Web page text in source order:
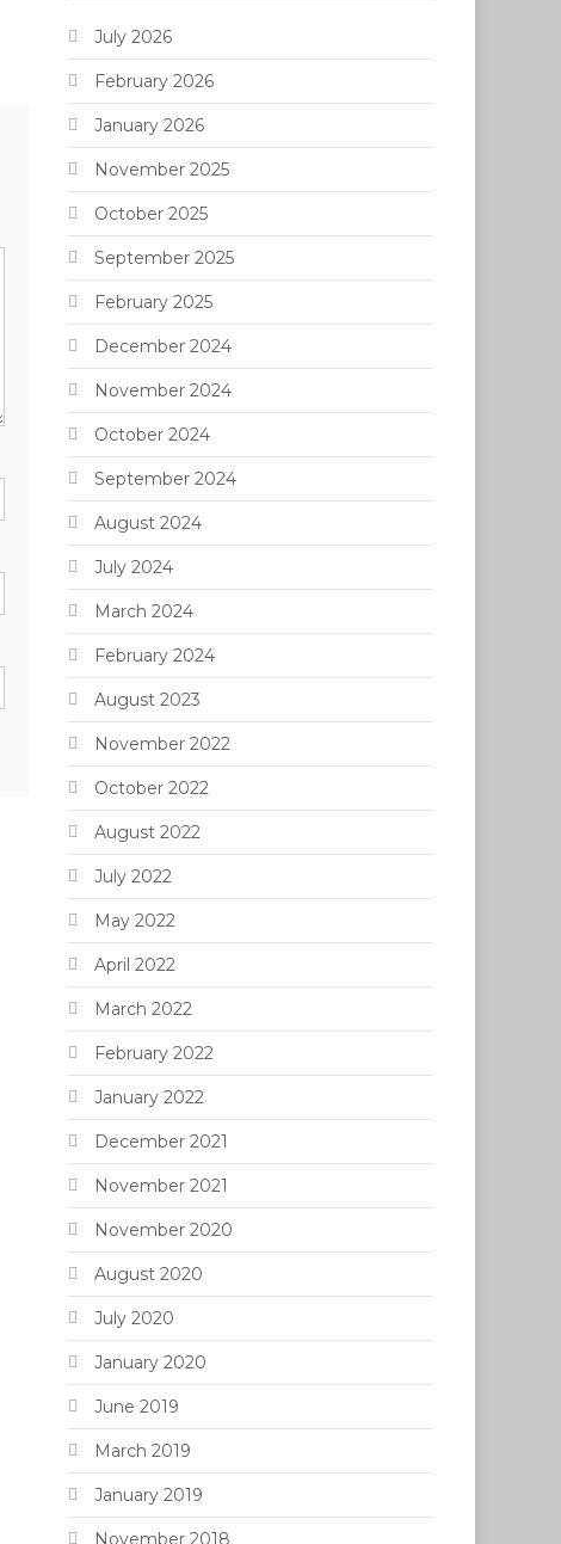
July 2026
February 2026
January 2026
November 2025
October 2025
September 2025
February 2025
December 2024
November 2024
October 2024
September 2024
August 2024
July 2024
March 2024
February 2024
August 2023
November 2022
October 2022
August 2022
July 2022
May 2022
April 2022
March 2022
February 2022
January 2022
December 2021
November 2021
November 2020
August 2020
July 2020
January 2020
June 2019
March 2019
January 2019
November 2018